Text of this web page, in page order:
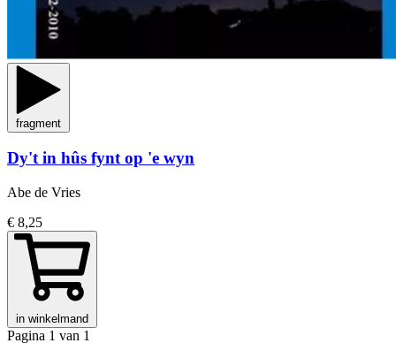
fragment
Dy't in hûs fynt op 'e wyn
Abe de Vries
€ 8,25
in winkelmand
Pagina 1 van 1